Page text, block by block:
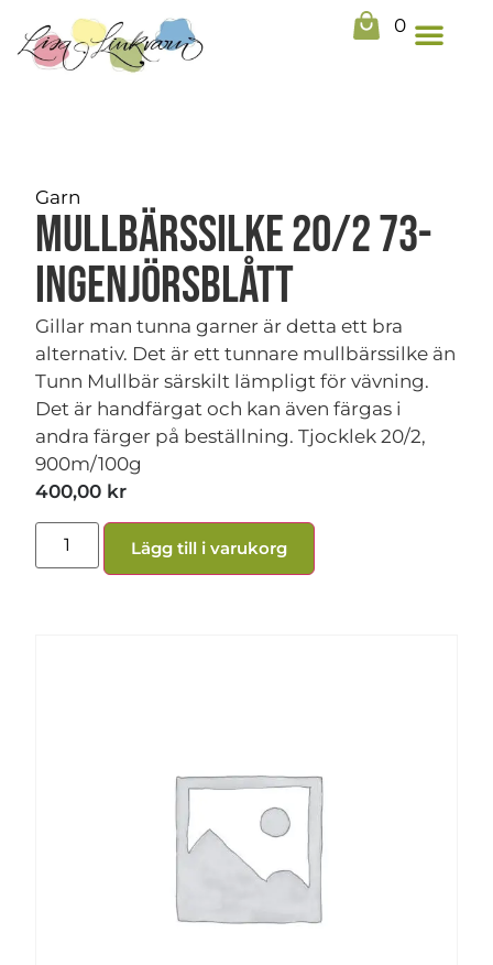
0
Garn
Mullbärssilke 20/2 73-
Ingenjörsblått
Gillar man tunna garner är detta ett bra
alternativ. Det är ett tunnare mullbärssilke än
Tunn Mullbär särskilt lämpligt för vävning.
Det är handfärgat och kan även färgas i
andra färger på beställning. Tjocklek 20/2,
900m/100g
400,00 kr
Lägg till i varukorg